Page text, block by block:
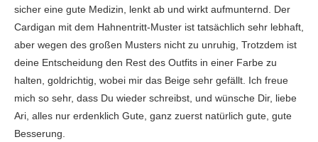
sicher eine gute Medizin, lenkt ab und wirkt aufmunternd. Der
Cardigan mit dem Hahnentritt-Muster ist tatsächlich sehr lebhaft,
aber wegen des großen Musters nicht zu unruhig, Trotzdem ist
deine Entscheidung den Rest des Outfits in einer Farbe zu
halten, goldrichtig, wobei mir das Beige sehr gefällt. Ich freue
mich so sehr, dass Du wieder schreibst, und wünsche Dir, liebe
Ari, alles nur erdenklich Gute, ganz zuerst natürlich gute, gute
Besserung.